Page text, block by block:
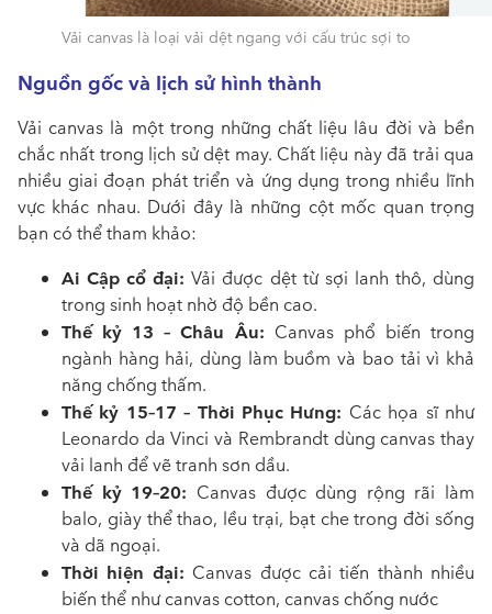
Vải canvas là loại vải dệt ngang với cấu trúc sợi to
Nguồn gốc và lịch sử hình thành
Vải canvas là một trong những chất liệu lâu đời và bền
chắc nhất trong lịch sử dệt may. Chất liệu này đã trải qua
nhiều giai đoạn phát triển và ứng dụng trong nhiều lĩnh
vực khác nhau. Dưới đây là những cột mốc quan trọng
bạn có thể tham khảo:
Ai Cập cổ đại: Vải được dệt từ sợi lanh thô, dùng
trong sinh hoạt nhờ độ bền cao.
Thế kỷ 13 – Châu Âu: Canvas phổ biến trong
ngành hàng hải, dùng làm buồm và bao tải vì khả
năng chống thấm.
Thế kỷ 15–17 – Thời Phục Hưng: Các họa sĩ như
Leonardo da Vinci và Rembrandt dùng canvas thay
vải lanh để vẽ tranh sơn dầu.
Thế kỷ 19–20: Canvas được dùng rộng rãi làm
balo, giày thể thao, lều trại, bạt che trong đời sống
và dã ngoại.
Thời hiện đại: Canvas được cải tiến thành nhiều
biến thể như canvas cotton, canvas chống nước